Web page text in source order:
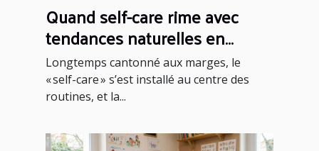
Quand self-care rime avec
tendances naturelles en
cosmétique
Longtemps cantonné aux marges, le
« self-care » s’est installé au centre des
routines, et la...